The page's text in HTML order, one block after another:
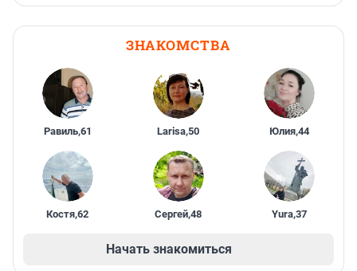
ЗНАКОМСТВА
Равиль,61 Larisa,50 Юлия,44
Костя,62 Сергей,48 Yura,37
Начать знакомиться